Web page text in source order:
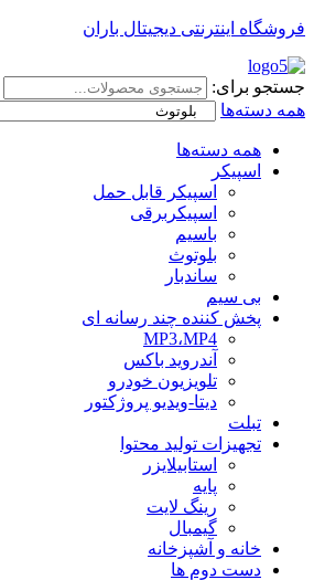
فروشگاه اینترنتی دیجیتال باران
جستجو برای:
همه دسته‌ها
همه دسته‌ها
اسپیکر
اسپیکر قابل حمل
اسپیکربرقی
باسیم
بلوتوث
ساندبار
بی سیم
پخش کننده چند رسانه ای
MP3،MP4
آندروید باکس
تلویزیون خودرو
دیتا-ویدیو پروژکتور
تبلت
تجهیزات تولید محتوا
استابیلایزر
پایه
رینگ لایت
گیمبال
خانه و آشپزخانه
دست دوم ها